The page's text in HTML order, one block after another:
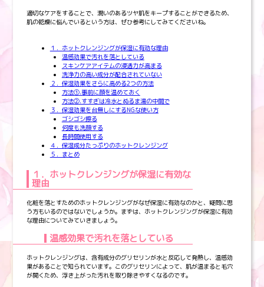
適切なケアをすることで、潤いのあるツヤ肌をキープすることができるため、
肌の乾燥に悩んでいるという方は、ぜひ参考にしてみてくださいね。
１．ホットクレンジングが保湿に有効な理由
温感効果で汚れを落としている
スキンケアアイテムの浸透力が高まる
洗浄力の高い成分が配合されていない
２．保湿効果をさらに高める2つの方法
方法①.事前に顔を温めておく
方法②.すすぎは冷水とぬるま湯の中間で
３．保湿効果を台無しにするNGな使い方
ゴシゴシ擦る
何度も洗顔する
長時間使用する
４．保湿成分たっぷりのホットクレンジング
５．まとめ
１．ホットクレンジングが保湿に有効な
理由
化粧を落とすためのホットクレンジングがなぜ保湿に有効なのかと、疑問に思
う方もいるのではないでしょうか。まずは、ホットクレンジングが保湿に有効
な理由についてみていきましょう。
温感効果で汚れを落としている
ホットクレンジングは、含有成分のグリセリンが水と反応して発熱し、温感効
果があることで知られています。このグリセリンによって、肌が温まると毛穴
が開くため、浮き上がった汚れを取り除きやすくなるのです。